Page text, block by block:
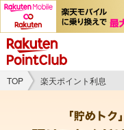
TOP 楽天ポイント利息